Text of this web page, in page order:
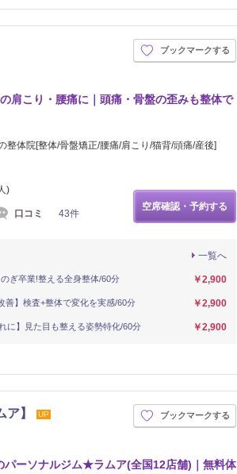
ブックマークする
肩こり・腰痛に｜頭痛・骨盤の歪みも整体で
整体院[整体/骨盤矯正/腰痛/肩こり/猫背/頭痛/産後]
)
口コミ 43件
空席確認・予約する
一覧へ
ぎ卒業!整える全身整体/60分 ￥2,900
善】検査+整体で変化を実感/60分 ￥2,900
に】見た目も整える姿勢特化/60分 ￥2,900
】 UP ブックマークする
パーソナルジム★ラムア(全国12店舗)｜無料体